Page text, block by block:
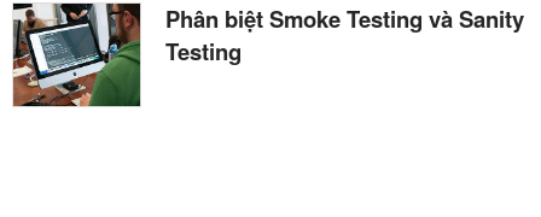
Phân biệt Smoke Testing và Sanity
Testing